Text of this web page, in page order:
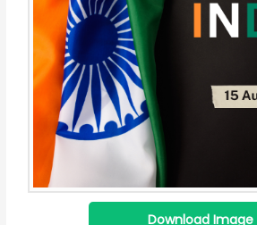
Download Image